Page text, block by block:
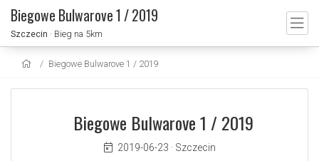
Biegowe Bulwarove 1 / 2019
Szczecin · Bieg na 5km
Biegowe Bulwarove 1 / 2019
Biegowe Bulwarove 1 / 2019
2019-06-23 · Szczecin